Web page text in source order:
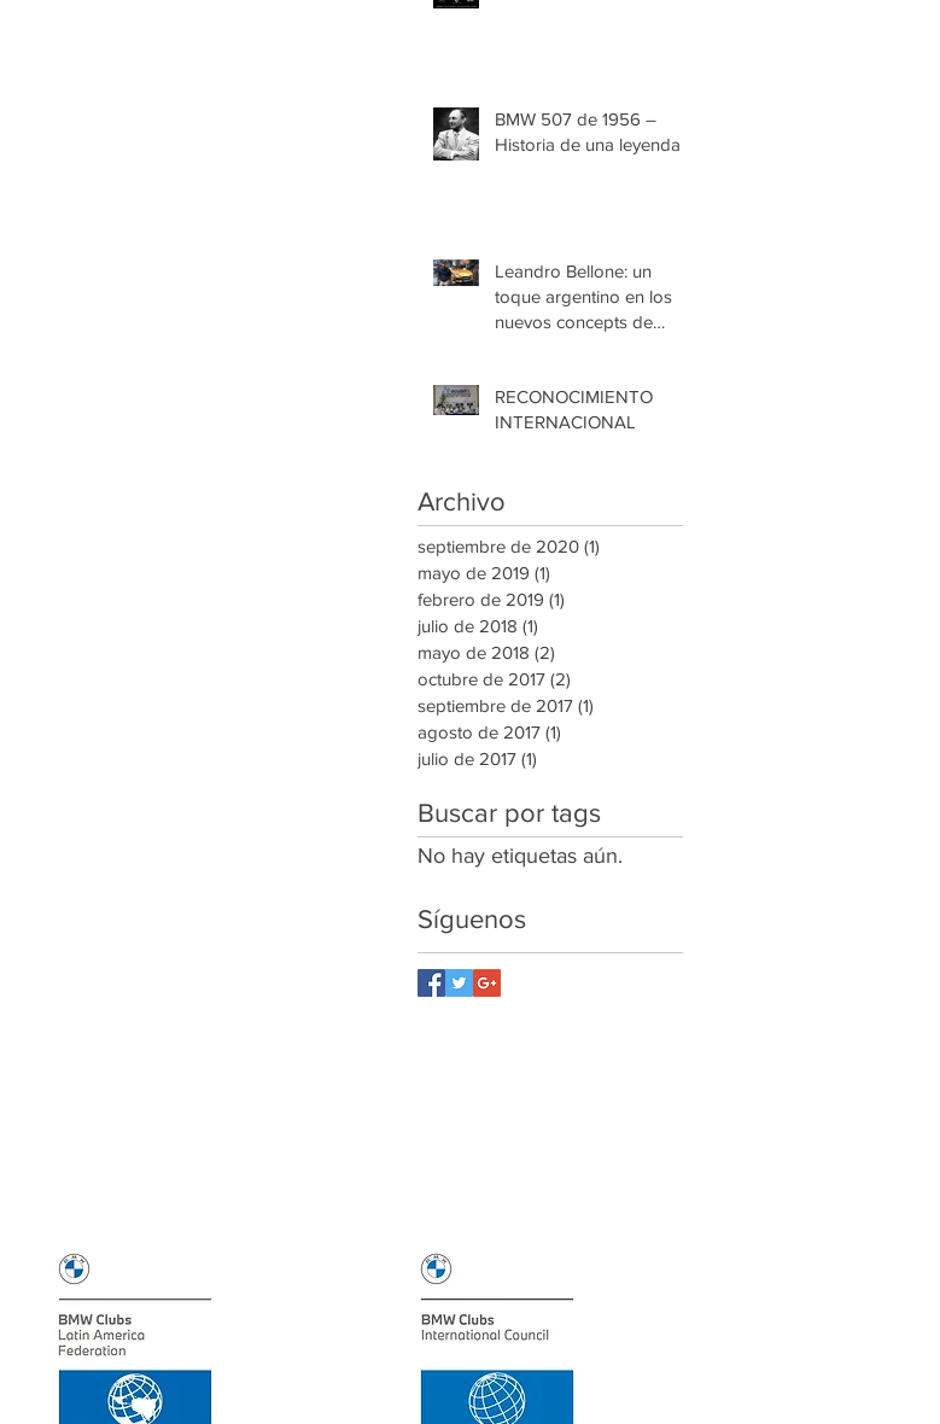
BMW 507 de 1956 –
Historia de una leyenda
Leandro Bellone: un
toque argentino en los
nuevos concepts de
RECONOCIMIENTO
INTERNACIONAL
Archivo
septiembre de 2020 (1)
mayo de 2019 (1)
febrero de 2019 (1)
julio de 2018 (1)
mayo de 2018 (2)
octubre de 2017 (2)
septiembre de 2017 (1)
agosto de 2017 (1)
julio de 2017 (1)
Buscar por tags
No hay etiquetas aún.
Síguenos